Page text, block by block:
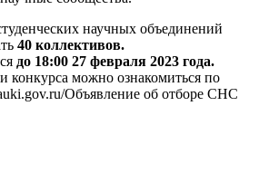
научных объединений
40 коллективов.
до 18:00 27 февраля 2023 года.
конкурса можно ознакомиться по
Объявление об отборе СНС